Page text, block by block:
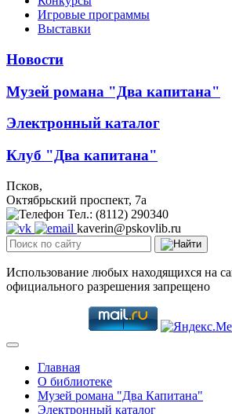
Игровые программы
Выставки
Новости
Музей романа "Два капитана"
Электронный каталог
Клуб "Два капитана"
Псков,
Октябрьский проспект, 7a
Тел.: (8112) 290340
kaverin@pskovlib.ru
Использование любых находящихся на
официального разрешения запрещено
Главная
О библиотеке
Музей романа "Два Капитана"
Электронный каталог